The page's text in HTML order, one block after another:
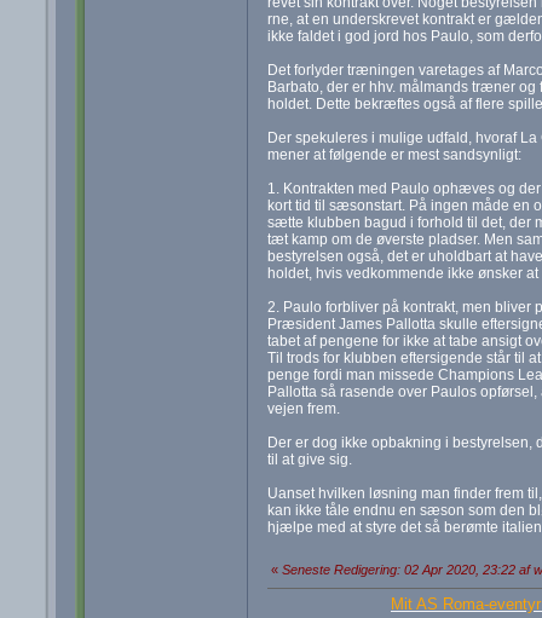
rne, at en underskrevet kontrakt er
ikke faldet i god jord hos Paulo, som
Det forlyder træningen varetages af
Barbato, der er hhv. målmands træner og
holdet. Dette bekræftes også af flere
Der spekuleres i mulige udfald, hvoraf La
mener at følgende er mest sandsynligt:
1. Kontrakten med Paulo ophæves og
kort tid til sæsonstart. På ingen måde en
sætte klubben bagud i forhold til det, der
tæt kamp om de øverste pladser. Men
bestyrelsen også, det er uholdbart at
holdet, hvis vedkommende ikke ønsker
2. Paulo forbliver på kontrakt, men bliver
Præsident James Pallotta skulle
tabet af pengene for ikke at tabe ansigt
Til trods for klubben eftersigende står til
penge fordi man missede Champions
Pallotta så rasende over Paulos opførsel,
vejen frem.
Der er dog ikke opbakning i bestyrelsen,
til at give sig.
Uanset hvilken løsning man finder frem
kan ikke tåle endnu en sæson som den
hjælpe med at styre det så berømte
« Seneste Redigering: 02 Apr 2020, 23:22 af
Mit AS Roma-